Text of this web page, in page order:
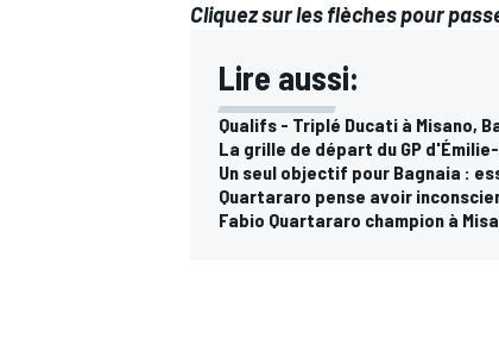
Cliquez sur les flèches pour
Lire aussi:
Qualifs - Triplé Ducati à Misano,
La grille de départ du GP
Un seul objectif pour Bagnaia :
Quartararo pense avoir
Fabio Quartararo champion à